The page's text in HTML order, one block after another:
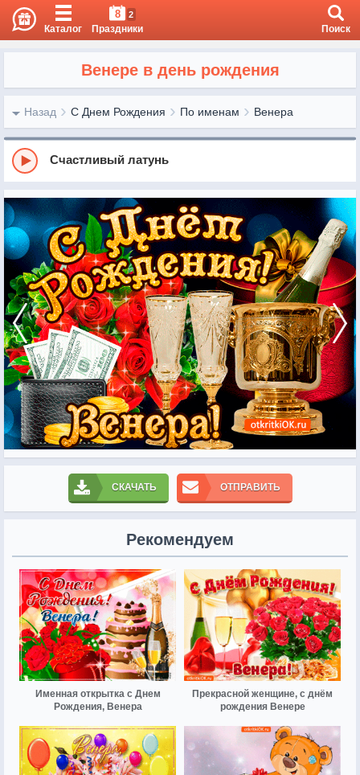
Каталог
8 2
Праздники Поиск
Венере в день рождения
Назад С Днем Рождения По именам Венера
Счастливый латунь
СКАЧАТЬ ОТПРАВИТЬ
Рекомендуем
Именная открытка с Днем
Рождения, Венера
Прекрасной женщине, с днём
рождения Венере